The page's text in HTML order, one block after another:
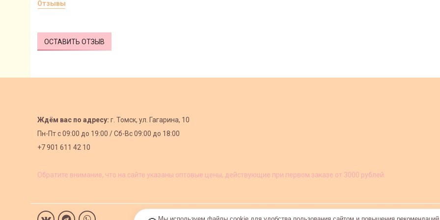
Отзывы
ОСТАВИТЬ ОТЗЫВ
Ждём вас по адресу: г. Томск, ул. Гагарина, 10
Пн-Пт с09:00 до 19:00 /Сб-Вс 09:00 до 18:00
+7 901 611 42 10
Обратите внимание, что на сайте указаны оптовые цены, действующие при первом заказе от 3000 рублей.
Мы используем файлы cookie для удобства пользования сайтом и повышения